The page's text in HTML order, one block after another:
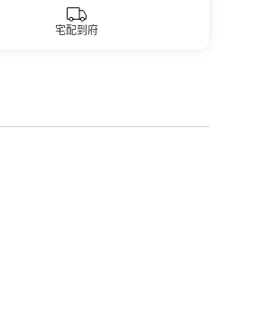
宅配到府